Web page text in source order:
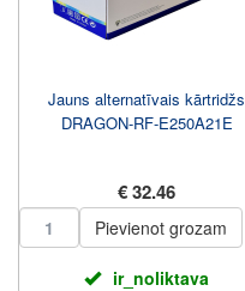
Jauns alternatīvais kārtridžs
DRAGON-RF-E250A21E
€ 32.46
Pievienot grozam
ir_noliktava